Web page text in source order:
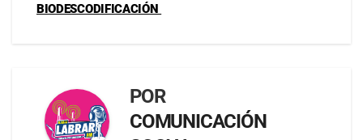
BIODESCODIFICACIÓN
POR
COMUNICACIÓN